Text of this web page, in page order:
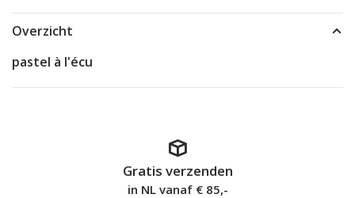
Overzicht
pastel à l'écu
Gratis verzenden
in NL vanaf € 85,-